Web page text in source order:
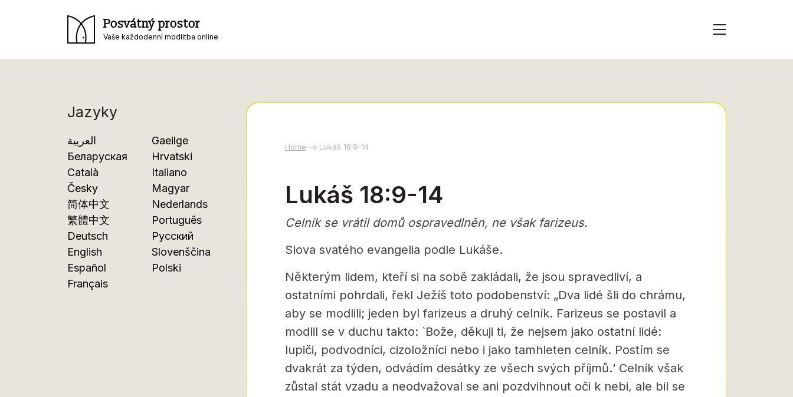
Posvátný prostor
Vaše každodenní modlitba online
Jazyky
العربية
Беларуская
Català
Česky
简体中文
繁體中文
Deutsch
English
Español
Français
Gaeilge
Hrvatski
Italiano
Magyar
Nederlands
Português
Русский
Slovenščina
Polski
Home Lukáš 18:9-14
Lukáš 18:9-14
Celník se vrátil domů ospravedlněn, ne však farizeus.
Slova svatého evangelia podle Lukáše.
Některým lidem, kteří si na sobě zakládali, že jsou spravedliví, a
ostatními pohrdali, řekl Ježíš toto podobenství: „Dva lidé šli do chrámu,
aby se modlili; jeden byl farizeus a druhý celník. Farizeus se postavil a
modlil se v duchu takto: `Bože, děkuji ti, že nejsem jako ostatní lidé:
lupiči, podvodníci, cizoložníci nebo i jako tamhleten celník. Postím se
dvakrát za týden, odvádím desátky ze všech svých příjmů.‘ Celník však
zůstal stát vzadu a neodvažoval se ani pozdvihnout oči k nebi, ale bil se